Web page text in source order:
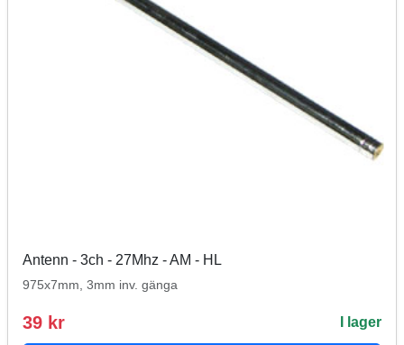
Antenn - 3ch - 27Mhz - AM - HL
975x7mm, 3mm inv. gänga
39 kr I lager